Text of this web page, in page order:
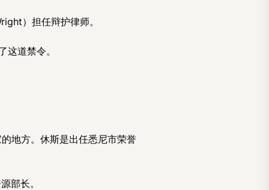
）担任辩护律师。
道禁令。
地方。休斯是出任悉尼市荣誉
部长。